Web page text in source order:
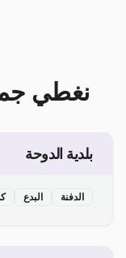
نغطي
بلدية الدوحة
الدفنة البدع